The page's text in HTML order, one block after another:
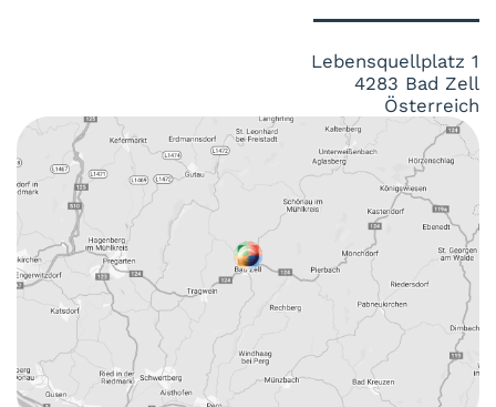
Lebensquellplatz 1
4283 Bad Zell
Österreich